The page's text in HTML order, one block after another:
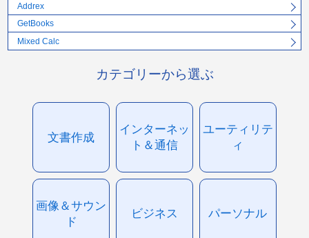
Addrex
GetBooks
Mixed Calc
カテゴリーから選ぶ
文書作成
インターネッ
ト＆通信
ユーティリテ
ィ
画像＆サウン
ド
ビジネス パーソナル